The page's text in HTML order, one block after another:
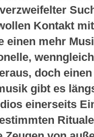
Kontakt
einen mehr
doch
gibt es
einerseits